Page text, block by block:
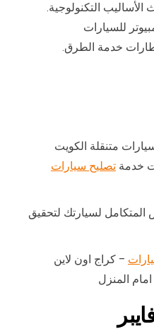
التكنولوجية.
للسيارات
خدمة الطرق.
متنقلة الكويت
خدمة تصليح سيارات
المتكامل لسيارتك لتحقيق
– كراج اون لاين
المنزل